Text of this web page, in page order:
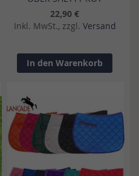
22,90 €
Inkl. MwSt., zzgl. Versand
In den Warenkorb